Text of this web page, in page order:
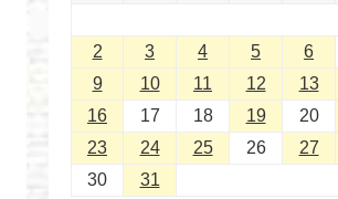
2
3 4 5 6
9
10 11 12 13
16
17 18 19 20
23
24 25 26 27
30
31